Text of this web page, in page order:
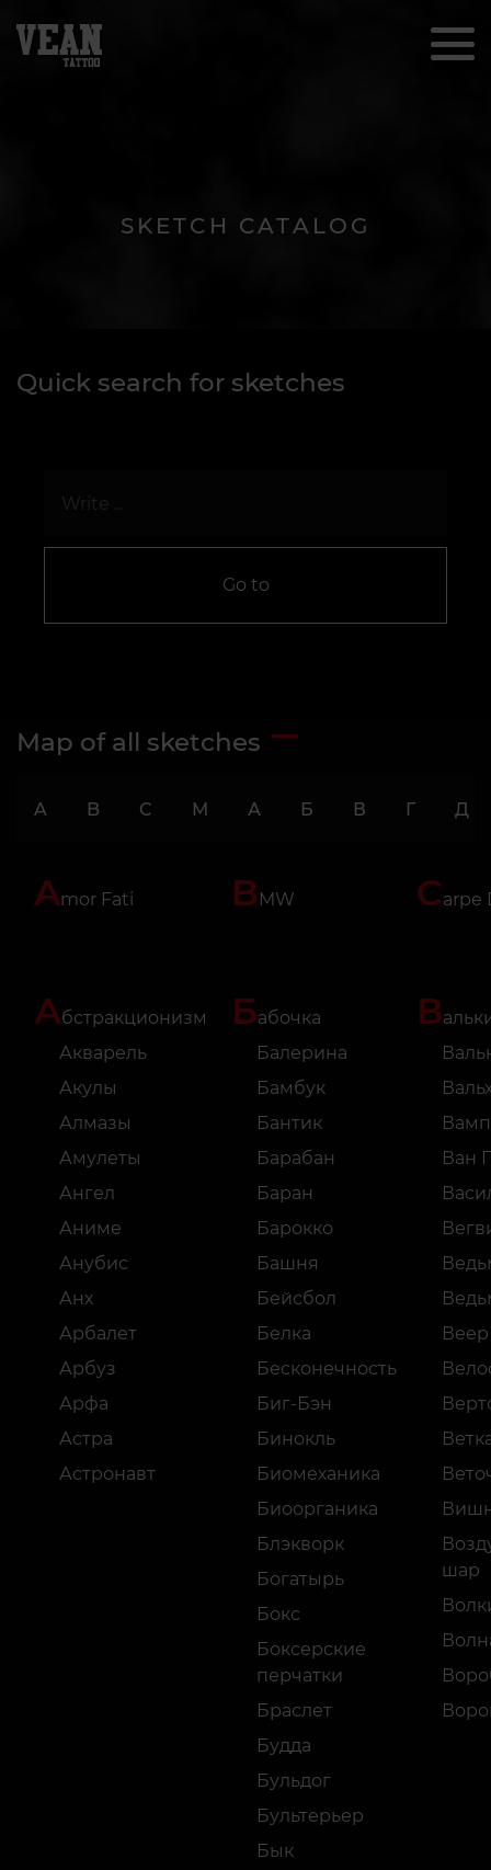
SKETCH CATALOG
Quick search for sketches
Go to
Map of all sketches
A B C M А Б В Г Д
Amor Fati B MW Carpe
Абстракционизм
Акварель
Акулы
Алмазы
Амулеты
Ангел
Аниме
Анубис
Анх
Арбалет
Арбуз
Арфа
Астра
Астронавт
Бабочка
Балерина
Бамбук
Бантик
Барабан
Баран
Барокко
Башня
Бейсбол
Белка
Бесконечность
Биг-Бэн
Бинокль
Биомеханика
Биоорганика
Блэкворк
Богатырь
Бокс
Боксерские
перчатки
Браслет
Будда
Бульдог
Бультерьер
Бык
В
Ван
Веер
шар